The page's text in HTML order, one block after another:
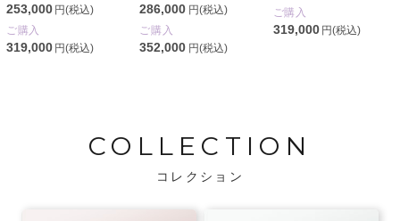
253,000 円(税込)
ご購入
319,000 円(税込)
286,000 円(税込)
ご購入
352,000 円(税込)
ご購入
319,000 円(税込)
COLLECTION
コレクション